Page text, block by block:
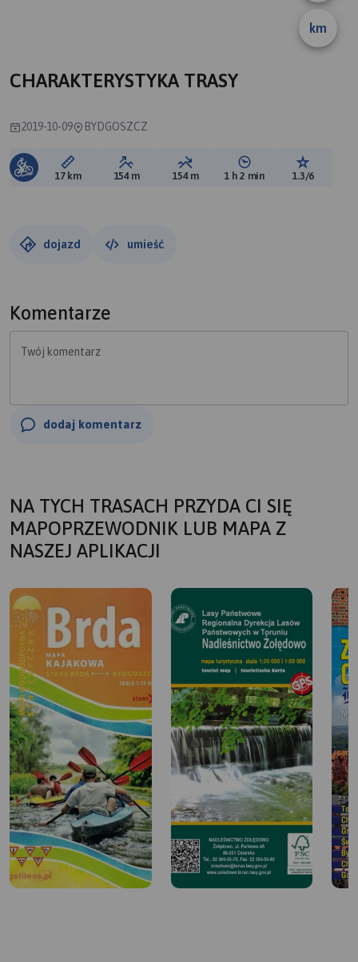
km
CHARAKTERYSTYKA TRASY
2019-10-09 BYDGOSZCZ
Długość trasy:
17 km Suma przewyższeń:
154 m Suma spadków:
154 m Średni czas potrzebny
1 h 2 min Ocena
1.3/6
dojazd umieść
Komentarze
Twój komentarz
dodaj komentarz
NA TYCH TRASACH PRZYDA CI SIĘ
MAPOPRZEWODNIK LUB MAPA Z
NASZEJ APLIKACJI